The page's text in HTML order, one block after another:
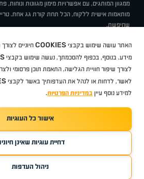
ממגוון המותגים, עם אפשרויות מימון מגוונות ונוחות,
מותאמות אישית ללקוח, הכל תחת קורת גג אחת.
שחיפשת.
תקנוןBUY BACKמבצעיםמגזין טרייד מובילאיך
ניהול העדפות עוגיות
סיטרואן אופלפיג'וMG
Geelyמזדהבי ווי דיצ'רי טסלה
ב מ וולקסוסאאודיסקודהיונדאירנושברולט
instagram
youtube
ריגו מרקטינג - קידום
כל הזכויות שמורות טרייד
האתר עושה שימוש בקבצי COOKIES חיוניים
מידע. בנוסף, בכפוף להסכמתך, נעשה שימוש בקבצי
לצורך שיפור חוויית הגלישה, התאמת תוכן פרסומי
לאשר, לדחות או לנהל את העדפותיך באשר לקבצי
למידע נוסף עיין במדיניות הפרטיות.
אישור כל העוגיות
דחיית עוגיות שאינן
ניהול העדפות